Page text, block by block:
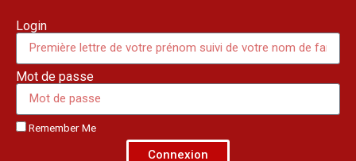
Login
Mot de passe
Remember Me
Connexion